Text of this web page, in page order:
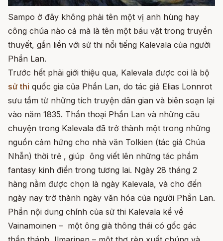
Sampo ở đây không phải tên một vị anh hùng hay
công chúa nào cả mà là tên một báu vật trong truyền
thuyết, gắn liền với sử thi nổi tiếng Kalevala của người
Phần Lan.
Trước hết phải giới thiệu qua, Kalevala được coi là bộ
sử thi quốc gia của Phần Lan, do tác giả Elias Lonnrot
sưu tầm từ những tích truyện dân gian và biên soạn lại
vào năm 1835. Thần thoại Phần Lan và những câu
chuyện trong Kalevala đã trở thành một trong những
nguồn cảm hứng cho nhà văn Tolkien (tác giả Chúa
Nhẫn) thời trẻ , giúp ông viết lên những tác phẩm
fantasy kinh điển trong tương lai. Ngày 28 tháng 2
hàng nằm được chọn là ngày Kalevala, và cho đến
ngày nay trở thành ngày văn hóa của người Phần Lan.
Phần nội dung chính của sử thi Kalevala kể về
Vainamoinen – một ông già thông thái có gốc gác